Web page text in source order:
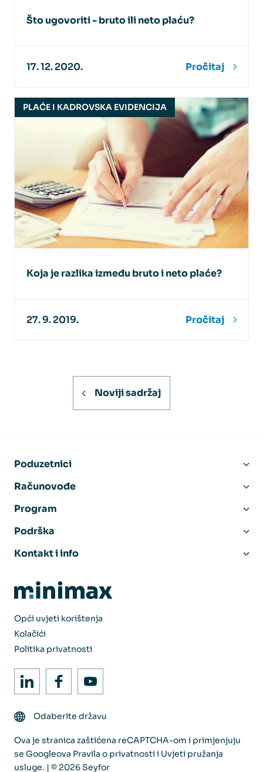
Što ugovoriti - bruto ili neto plaću?
17. 12. 2020. Pročitaj
PLAĆE I KADROVSKA EVIDENCIJA
Koja je razlika između bruto i neto plaće?
27. 9. 2019. Pročitaj
Noviji sadržaj
Poduzetnici
Računovođe
Program
Podrška
Kontakt i info
Opći uvjeti korištenja
Kolačići
Politika privatnosti
Odaberite državu
Ova je stranica zaštićena reCAPTCHA-om i primjenjuju
se Googleova Pravila o privatnosti i Uvjeti pružanja
usluge. | © 2026 Seyfor